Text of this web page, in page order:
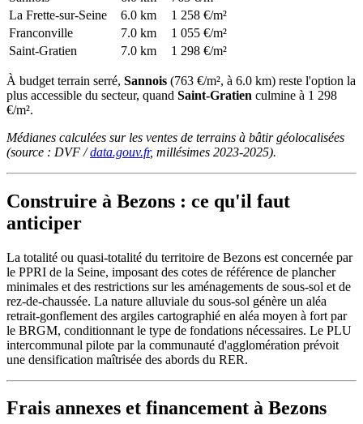
La Frette-sur-Seine
6.0 km
1 258 €/m²
Franconville
7.0 km
1 055 €/m²
Saint-Gratien
7.0 km 1 298 €/m²
À budget terrain serré, Sannois (763 €/m², à 6.0 km) reste l'option la
plus accessible du secteur, quand Saint-Gratien culmine à 1 298
€/m².
Médianes calculées sur les ventes de terrains à bâtir géolocalisées
(source : DVF /data.gouv.fr, millésimes 2023-2025).
Construire à Bezons : ce qu'il faut
anticiper
La totalité ou quasi-totalité du territoire de Bezons est concernée par
le PPRI de la Seine, imposant des cotes de référence de plancher
minimales et des restrictions sur les aménagements de sous-sol et de
rez-de-chaussée. La nature alluviale du sous-sol génère un aléa
retrait-gonflement des argiles cartographié en aléa moyen à fort par
le BRGM, conditionnant le type de fondations nécessaires. Le PLU
intercommunal pilote par la communauté d'agglomération prévoit
une densification maîtrisée des abords du RER.
Frais annexes et financement à Bezons